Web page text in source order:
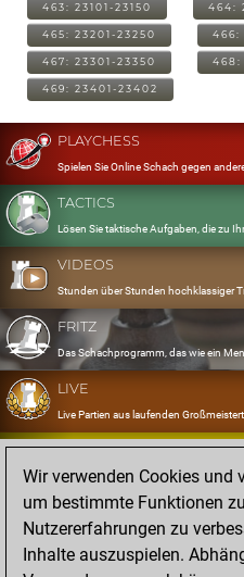
463: 23101-23150 464:
465: 23201-23250 466:
467: 23301-23350 468:
469: 23401-23402
PLAYCHESS
Spielen Sie Online Schach gegen
TACTICS
Lösen Sie taktische Aufgaben, die zu
VIDEOS
Stunden über Stunden hochklassiger
FRITZ
Das Schachprogramm, das wie ein
LIVE
Live Partien aus laufenden
OPENINGS
Erfassen und Üben Sie Ihr
DATABASE
Acht Millionen starke Partien
Wir verwenden Cookies und
um bestimmte Funktionen
Nutzererfahrungen zu
Inhalte auszuspielen.